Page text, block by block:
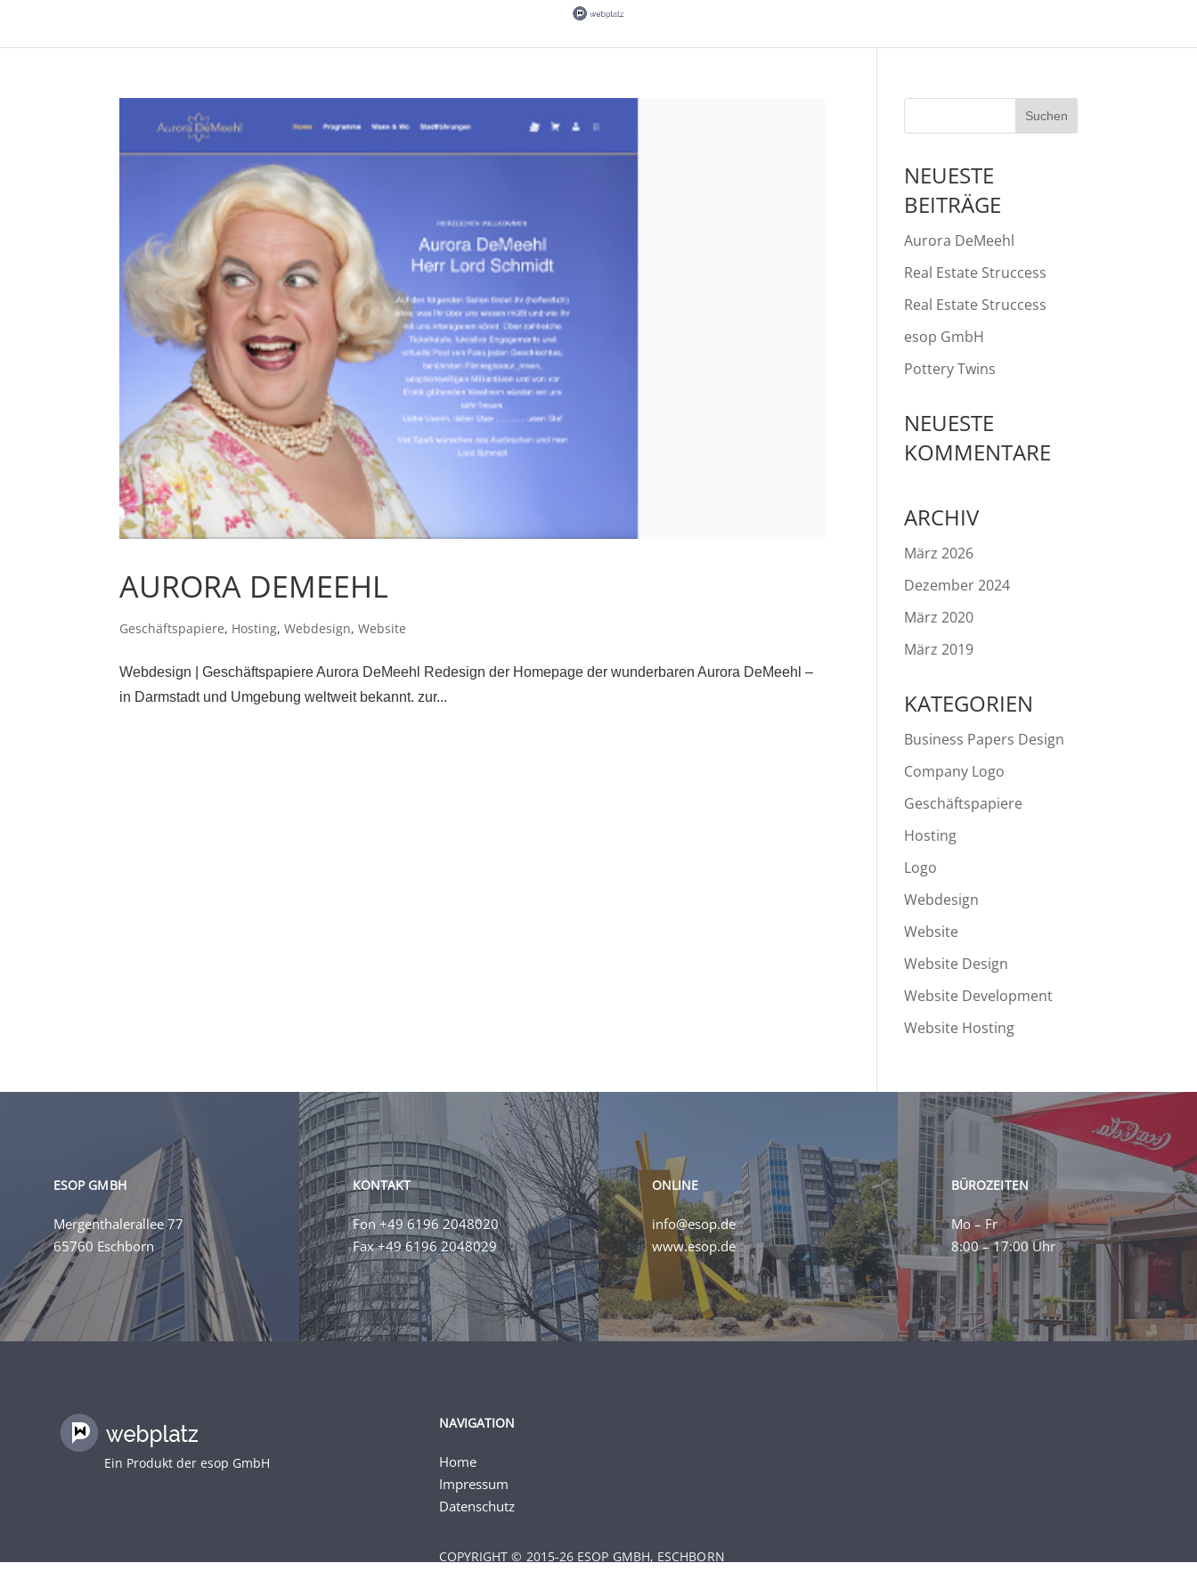
AURORA DEMEEHL
Geschäftspapiere, Hosting,Webdesign,Website
Webdesign | Geschäftspapiere Aurora DeMeehl Redesign der Homepage der wunderbaren Aurora DeMeehl –
in Darmstadt und Umgebung weltweit bekannt. zur...
NEUESTE
BEITRÄGE
Aurora DeMeehl
Real Estate Struccess
Real Estate Struccess
esop GmbH
Pottery Twins
NEUESTE
KOMMENTARE
ARCHIV
März 2026
Dezember 2024
März 2020
März 2019
KATEGORIEN
Business Papers Design
Company Logo
Geschäftspapiere
Hosting
Logo
Webdesign
Website
Website Design
Website Development
Website Hosting
ESOP GMBH
Mergenthalerallee 77
65760 Eschborn
KONTAKT
Fon +49 6196 2048020
Fax +49 6196 2048029
ONLINE
info@esop.de
www.esop.de
BÜROZEITEN
Mo – Fr
8:00 – 17:00 Uhr
Ein Produkt deresop GmbH
NAVIGATION
Home
Impressum
Datenschutz
COPYRIGHT © 2015-26 ESOP GMBH, ESCHBORN